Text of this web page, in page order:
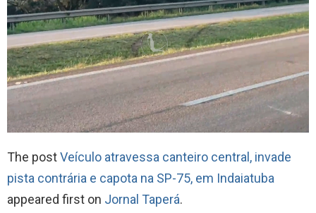
The postVeículo atravessa canteiro central, invade
pista contrária e capota na SP-75, em Indaiatuba
appeared first on Jornal Taperá.